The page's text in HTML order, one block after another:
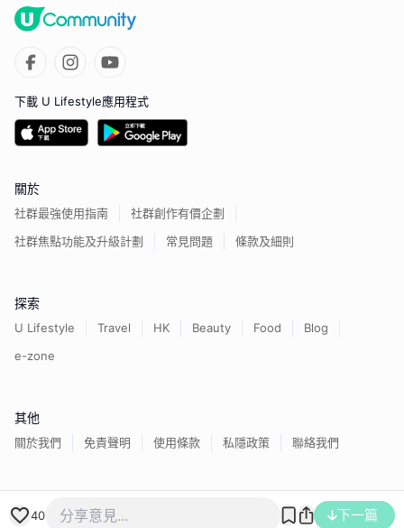
40 下一篇
下載 U Lifestyle應用程式
關於
社群最強使用指南
社群創作有價企劃
社群焦點功能及升級計劃
常見問題 條款及細則
探索
U Lifestyle Travel HK Beauty Food
Blog
e-zone
其他
關於我們 免責聲明 使用條款 私隱政策 聯絡我們
香港經濟日報版權所有©